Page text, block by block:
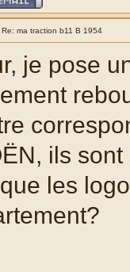
Re: ma traction b11 B 1954
je pose
ils
les